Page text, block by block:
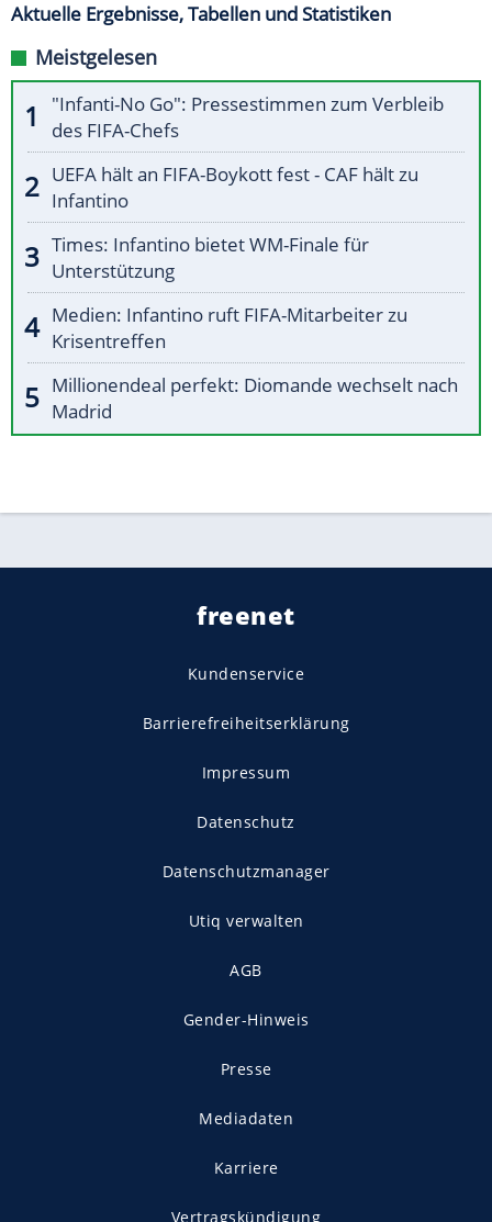
Aktuelle Ergebnisse, Tabellen und Statistiken
Meistgelesen
"Infanti-No Go": Pressestimmen zum Verbleib
des FIFA-Chefs
UEFA hält an FIFA-Boykott fest - CAF hält zu
Infantino
Times: Infantino bietet WM-Finale für
Unterstützung
Medien: Infantino ruft FIFA-Mitarbeiter zu
Krisentreffen
Millionendeal perfekt: Diomande wechselt nach
Madrid
freenet
Kundenservice
Barrierefreiheitserklärung
Impressum
Datenschutz
Datenschutzmanager
Utiq verwalten
AGB
Gender-Hinweis
Presse
Mediadaten
Karriere
Vertragskündigung